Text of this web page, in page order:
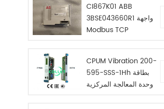
CI867K01 ABB
3BSE043660R1 واجهة
Modbus TCP
CPUM Vibration 200-
595-SSS-1Hh بطاقة
وحدة المعالجة المركزية